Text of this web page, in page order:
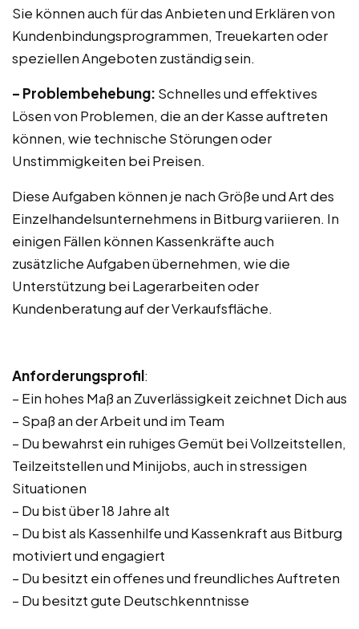
Sie können auch für das Anbieten und Erklären von
Kundenbindungsprogrammen, Treuekarten oder
speziellen Angeboten zuständig sein.
– Problembehebung: Schnelles und effektives
Lösen von Problemen, die an der Kasse auftreten
können, wie technische Störungen oder
Unstimmigkeiten bei Preisen.
Diese Aufgaben können je nach Größe und Art des
Einzelhandelsunternehmens in Bitburg variieren. In
einigen Fällen können Kassenkräfte auch
zusätzliche Aufgaben übernehmen, wie die
Unterstützung bei Lagerarbeiten oder
Kundenberatung auf der Verkaufsfläche.
Anforderungsprofil:
– Ein hohes Maß an Zuverlässigkeit zeichnet Dich aus
– Spaß an der Arbeit und im Team
– Du bewahrst ein ruhiges Gemüt bei Vollzeitstellen,
Teilzeitstellen und Minijobs, auch in stressigen
Situationen
– Du bist über 18 Jahre alt
– Du bist als Kassenhilfe und Kassenkraft aus Bitburg
motiviert und engagiert
– Du besitzt ein offenes und freundliches Auftreten
– Du besitzt gute Deutschkenntnisse